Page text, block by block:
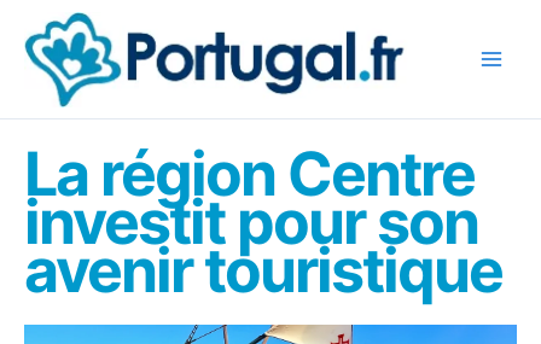
contenu
La région Centre
investit pour son
avenir touristique